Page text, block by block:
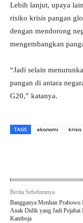
Lebih lanjut, upaya
risiko krisis pangan
dengan mendorong
mengembangkan
“Jadi selain
pangan di antara
G20,” katanya.
TAGS ekonomi krisis
Berita Sebelumnya
Bangganya Menhan Prabowo
Anak Didik yang Jadi
Kamboja